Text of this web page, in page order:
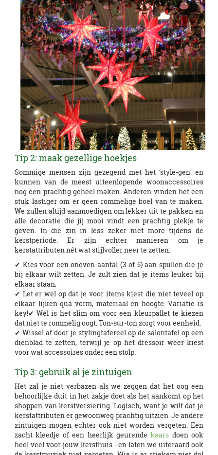
Tip 2: maak gezellige hoekjes
Sommige mensen zijn gezegend met het ‘style-gen’ en
kunnen van de meest uiteenlopende woonaccessoires
nog een prachtig geheel maken. Anderen vinden het een
stuk lastiger om er geen rommelige boel van te maken.
We zullen altijd aanmoedigen om lekker uit te pakken en
alle decoratie die jij mooi vindt een prachtig plekje te
geven. In die zin in less zeker niet more tijdens de
kerstperiode. Er zijn echter manieren om je
kerstattributen nét wat stijlvoller neer te zetten:
✔ Kies voor een oneven aantal (3 of 5) aan spullen die je
bij elkaar wilt zetten. Je zult zien dat je items leuker bij
elkaar staan;
✔ Let er wel op dat je voor items kiest die niet teveel op
elkaar lijken qua vorm, materiaal en hoogte. Variatie is
key!✔ Wél is het slim om voor een kleurpallet te kiezen
dat niet te rommelig oogt. Ton-sur-ton zorgt voor eenheid.
✔ Wissel af door je stylingtafereel op de salontafel op een
dienblad te zetten, terwijl je op het dressoir weer kiest
voor wat accessoires onder een stolp.
Tip 3: gebruik al je zintuigen
Het zal je niet verbazen als we zeggen dat het oog een
behoorlijke duit in het zakje doet als het aankomt op het
shoppen van kerstversiering. Logisch, want je wilt dat je
kerstattributen er gewoonweg prachtig uitzien. Je andere
zintuigen mogen echter ook niet worden vergeten. Een
zacht kleedje of een heerlijk geurendekaars doen ook
heel veel voor jouw kersthuis - en laten we uiteraard ook